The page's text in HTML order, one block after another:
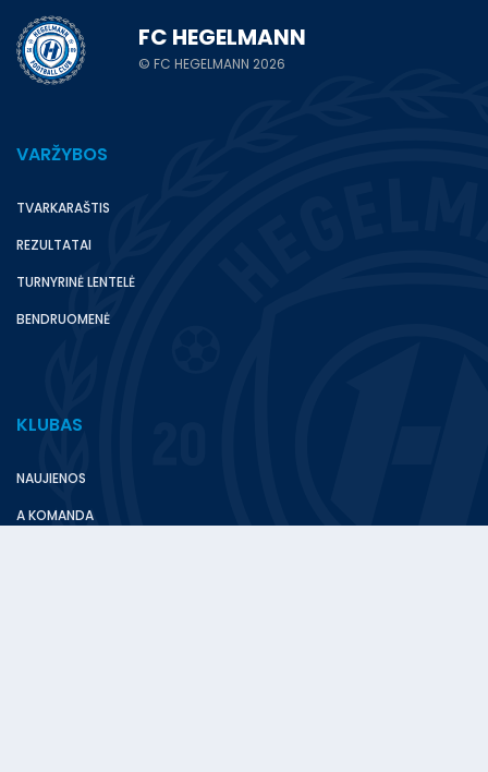
FC HEGELMANN
© FC HEGELMANN 2026
VARŽYBOS
TVARKARAŠTIS
REZULTATAI
TURNYRINĖ LENTELĖ
BENDRUOMENĖ
KLUBAS
NAUJIENOS
A KOMANDA